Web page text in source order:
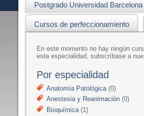
Postgrado Universidad Barcelona
Cursos de perfeccionamiento
En este momento no hay ningún
esta especialidad, subscríbase a
Por especialidad
Anatomía Patológica(0)
Anestesia y Reanimación(0)
Bioquímica(1)